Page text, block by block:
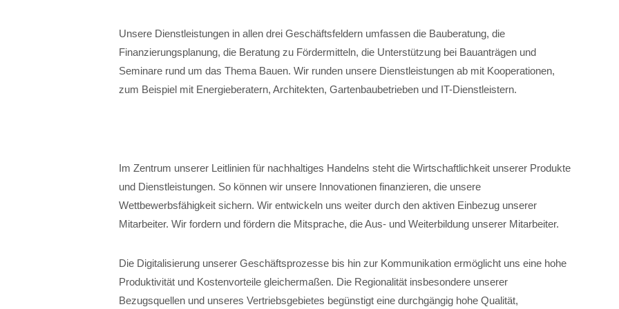
Unsere Dienstleistungen in allen drei Geschäftsfeldern umfassen die Bauberatung, die
Finanzierungsplanung, die Beratung zu Fördermitteln, die Unterstützung bei Bauanträgen und
Seminare rund um das Thema Bauen. Wir runden unsere Dienstleistungen ab mit Kooperationen,
zum Beispiel mit Energieberatern, Architekten, Gartenbaubetrieben und IT-Dienstleistern.
Im Zentrum unserer Leitlinien für nachhaltiges Handelns steht die Wirtschaftlichkeit unserer Produkte
und Dienstleistungen. So können wir unsere Innovationen finanzieren, die unsere
Wettbewerbsfähigkeit sichern. Wir entwickeln uns weiter durch den aktiven Einbezug unserer
Mitarbeiter. Wir fordern und fördern die Mitsprache, die Aus- und Weiterbildung unserer Mitarbeiter.
Die Digitalisierung unserer Geschäftsprozesse bis hin zur Kommunikation ermöglicht uns eine hohe
Produktivität und Kostenvorteile gleichermaßen. Die Regionalität insbesondere unserer
Bezugsquellen und unseres Vertriebsgebietes begünstigt eine durchgängig hohe Qualität,